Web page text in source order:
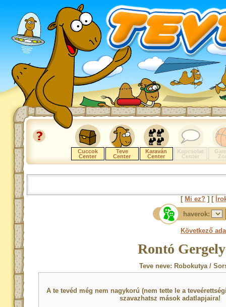
Cuccok
Center
Teve
Center
Karaván
Center
Kapcsolat
Center
[ Mi ez? ] [
haverok:
Következő
Rontó
Teve neve: Robokutya /
A te tevéd még nem nagykorú (nem tette le a
szavazhatsz mások adatlapjaira!